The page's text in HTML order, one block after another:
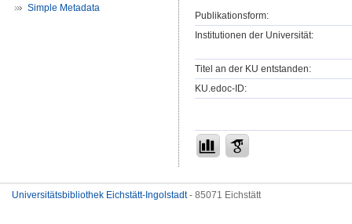
Simple Metadata
Publikationsform:
Institutionen der Universität:
Titel an der KU entstanden:
KU.edoc-ID:
Universitätsbibliothek Eichstätt-Ingolstadt- 85071 Eichstätt